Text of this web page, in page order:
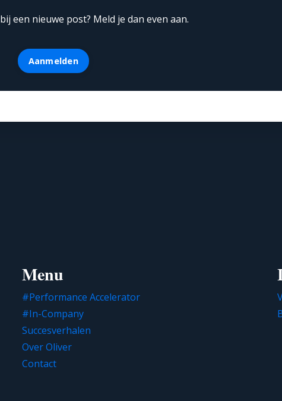
bij een nieuwe post? Meld je dan even aan.
Aanmelden
Menu
#Performance Accelerator
#In-Company
Succesverhalen
Over Oliver
Contact